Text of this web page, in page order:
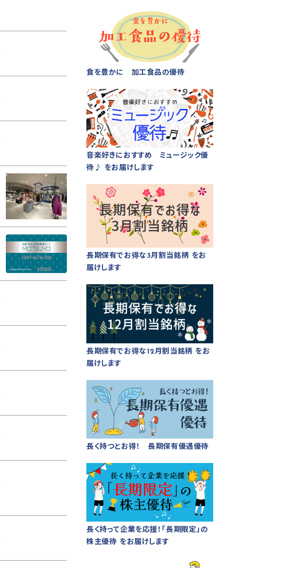
食を豊かに 加工食品の優待
音楽好きにおすすめ ミュージック優
待♪ をお届けします
長期保有でお得な3月割当銘柄 をお
届けします
長期保有でお得な12月割当銘柄 をお
届けします
長く持つとお得！ 長期保有優遇優待
長く持って企業を応援！「長期限定」の
株主優待 をお届けします